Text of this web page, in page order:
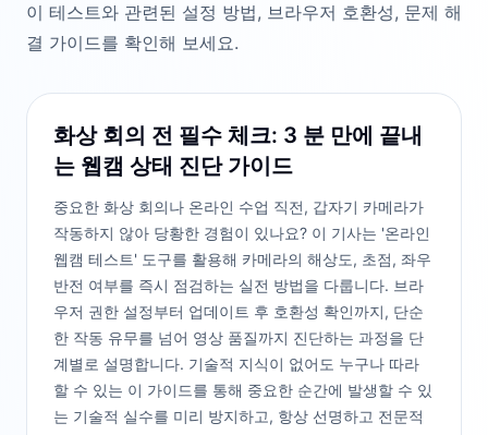
이 테스트와 관련된 설정 방법, 브라우저 호환성, 문제 해
결 가이드를 확인해 보세요.
화상 회의 전 필수 체크: 3 분 만에 끝내
는 웹캠 상태 진단 가이드
중요한 화상 회의나 온라인 수업 직전, 갑자기 카메라가
작동하지 않아 당황한 경험이 있나요? 이 기사는 '온라인
웹캠 테스트' 도구를 활용해 카메라의 해상도, 초점, 좌우
반전 여부를 즉시 점검하는 실전 방법을 다룹니다. 브라
우저 권한 설정부터 업데이트 후 호환성 확인까지, 단순
한 작동 유무를 넘어 영상 품질까지 진단하는 과정을 단
계별로 설명합니다. 기술적 지식이 없어도 누구나 따라
할 수 있는 이 가이드를 통해 중요한 순간에 발생할 수 있
는 기술적 실수를 미리 방지하고, 항상 선명하고 전문적